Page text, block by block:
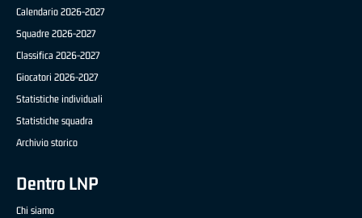
Calendario 2026-2027
Squadre 2026-2027
Classifica 2026-2027
Giocatori 2026-2027
Statistiche individuali
Statistiche squadra
Archivio storico
Dentro LNP
Chi siamo